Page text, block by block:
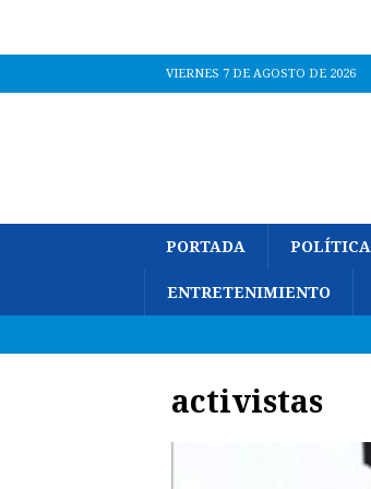
VIERNES 7 DE AGOSTO DE 2026
PORTADA POLÍTICA
ENTRETENIMIENTO
activistas